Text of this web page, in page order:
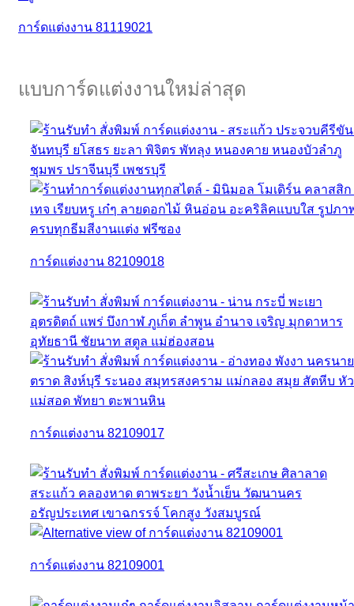
การ์ดแต่งงาน 81119021
แบบการ์ดแต่งงานใหม่ล่าสุด
การ์ดแต่งงาน 82109018
การ์ดแต่งงาน 82109017
การ์ดแต่งงาน 82109001